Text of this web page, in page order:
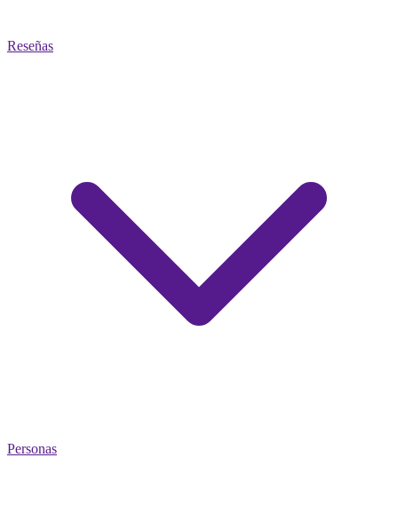
Reseñas
Personas